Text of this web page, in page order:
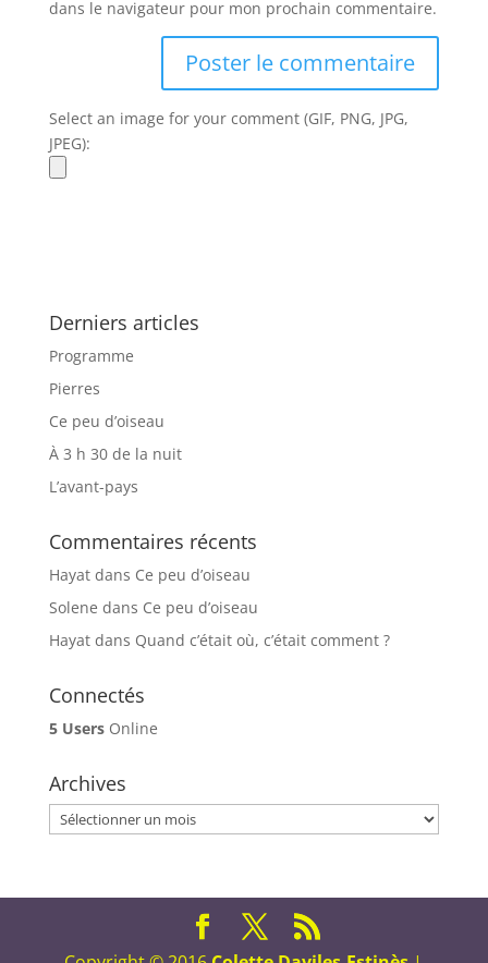
dans le navigateur pour mon prochain commentaire.
Select an image for your comment (GIF, PNG, JPG,
JPEG):
Derniers articles
Programme
Pierres
Ce peu d’oiseau
À 3 h 30 de la nuit
L’avant-pays
Commentaires récents
Hayatdans Ce peu d’oiseau
Solene dans Ce peu d’oiseau
Hayatdans Quand c’était où, c’était comment ?
Connectés
5 UsersOnline
Archives
Archives